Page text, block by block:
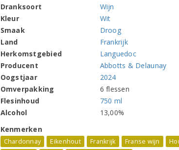
Dranksoort
Wijn
Kleur
Wit
Smaak
Droog
Land
Frankrijk
Herkomstgebied
Languedoc
Producent
Abbotts & Delaunay
Oogstjaar
2024
Omverpakking
6 flessen
Flesinhoud
750 ml
Alcohol
13,00%
Kenmerken
Chardonnay Eikenhout Frankrijk Franse wijn